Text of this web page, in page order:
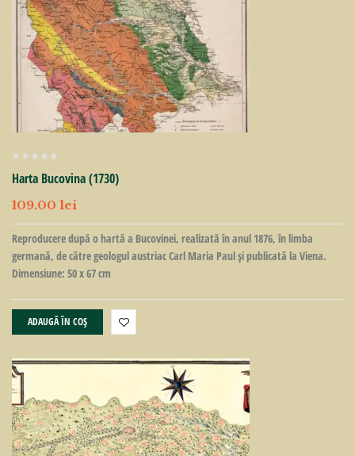
Harta Bucovina (1730)
109.00 lei
Reproducere după o hartă a Bucovinei, realizată în anul 1876, în limba
germană, de către geologul austriac Carl Maria Paul și publicată la Viena.
Dimensiune: 50 x 67 cm
ADAUGĂ ÎN COȘ